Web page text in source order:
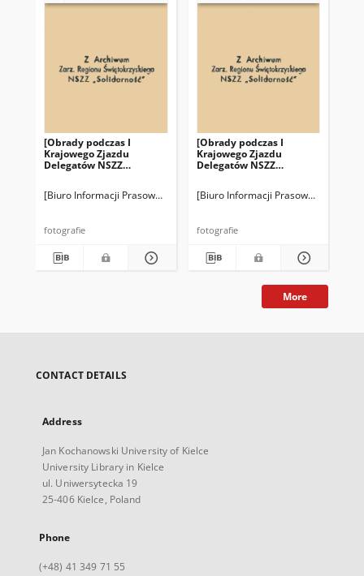
[Obrady podczas I
Krajowego Zjazdu
Delegatów NSZZ
[Biuro Informacji Prasowej KKP NSZZ "Solidarność" (BIPS) Fotografie]
fotografie
[Obrady podczas I
Krajowego Zjazdu
Delegatów NSZZ
[Biuro Informacji Prasowej KKP
fotografie
More
CONTACT DETAILS
Address
Jan Kochanowski University of Kielce
University Library in Kielce
ul. Uniwersytecka 19
25-406 Kielce, Poland
Phone
(+48) 41 349 71 55